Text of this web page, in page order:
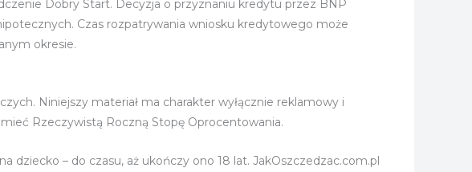
Dobry Start. Decyzja o przyznaniu kredytu przez BNP
Czas rozpatrywania wniosku kredytowego może
okresie.
Niniejszy materiał ma charakter wyłącznie reklamowy i
Rzeczywistą Roczną Stopę Oprocentowania.
– do czasu, aż ukończy ono 18 lat. JakOszczedzac.com.pl